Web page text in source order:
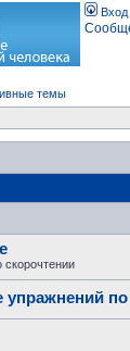
Вход
темы
упражнений